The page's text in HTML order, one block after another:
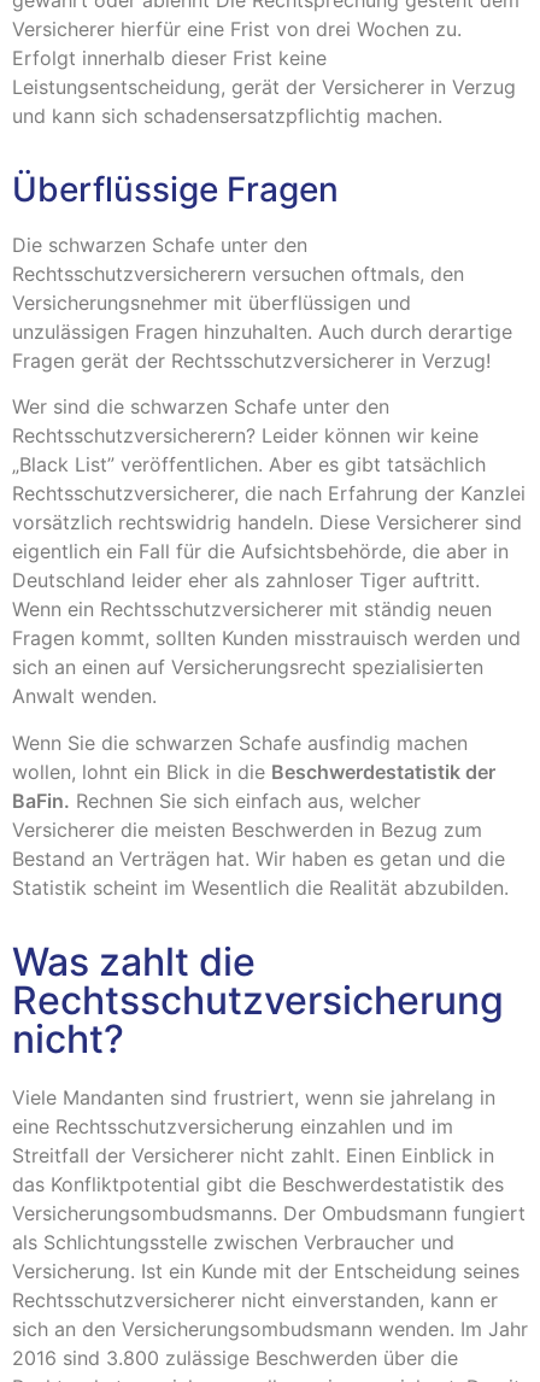
Versicherer hierfür eine Frist von drei Wochen zu.
Erfolgt innerhalb dieser Frist keine
Leistungsentscheidung, gerät der Versicherer in Verzug
und kann sich schadensersatzpflichtig machen.
Überflüssige Fragen
Die schwarzen Schafe unter den
Rechtsschutzversicherern versuchen oftmals, den
Versicherungsnehmer mit überflüssigen und
unzulässigen Fragen hinzuhalten. Auch durch derartige
Fragen gerät der Rechtsschutzversicherer in Verzug!
Wer sind die schwarzen Schafe unter den
Rechtsschutzversicherern? Leider können wir keine
„Black List” veröffentlichen. Aber es gibt tatsächlich
Rechtsschutzversicherer, die nach Erfahrung der Kanzlei
vorsätzlich rechtswidrig handeln. Diese Versicherer sind
eigentlich ein Fall für die Aufsichtsbehörde, die aber in
Deutschland leider eher als zahnloser Tiger auftritt.
Wenn ein Rechtsschutzversicherer mit ständig neuen
Fragen kommt, sollten Kunden misstrauisch werden und
sich an einen auf Versicherungsrecht spezialisierten
Anwalt wenden.
Wenn Sie die schwarzen Schafe ausfindig machen
wollen, lohnt ein Blick in die Beschwerdestatistik der
BaFin. Rechnen Sie sich einfach aus, welcher
Versicherer die meisten Beschwerden in Bezug zum
Bestand an Verträgen hat. Wir haben es getan und die
Statistik scheint im Wesentlich die Realität abzubilden.
Was zahlt die
Rechtsschutzversicherung
nicht?
Viele Mandanten sind frustriert, wenn sie jahrelang in
eine Rechtsschutzversicherung einzahlen und im
Streitfall der Versicherer nicht zahlt. Einen Einblick in
das Konfliktpotential gibt die Beschwerdestatistik des
Versicherungsombudsmanns. Der Ombudsmann fungiert
als Schlichtungsstelle zwischen Verbraucher und
Versicherung. Ist ein Kunde mit der Entscheidung seines
Rechtsschutzversicherer nicht einverstanden, kann er
sich an den Versicherungsombudsmann wenden. Im Jahr
2016 sind 3.800 zulässige Beschwerden über die